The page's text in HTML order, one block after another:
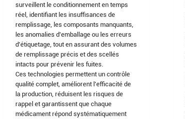
surveillent le conditionnement en temps
réel, identifiant les insuffisances de
remplissage, les composants manquants,
les anomalies d'emballage ou les erreurs
d'étiquetage, tout en assurant des volumes
de remplissage précis et des scellés
intacts pour prévenir les fuites.
Ces technologies permettent un contrôle
qualité complet, améliorent l'efficacité de
la production, réduisent les risques de
rappel et garantissent que chaque
médicament répond systématiquement